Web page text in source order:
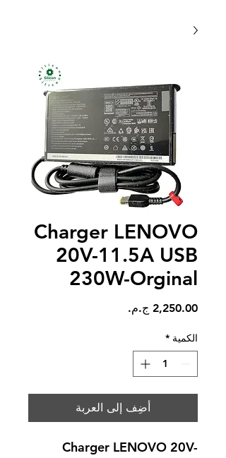
Charger LENOVO
20V-11.5A USB
230W-Orginal
الكمية *
أضِف إلى العربة
Charger LENOVO 20V-